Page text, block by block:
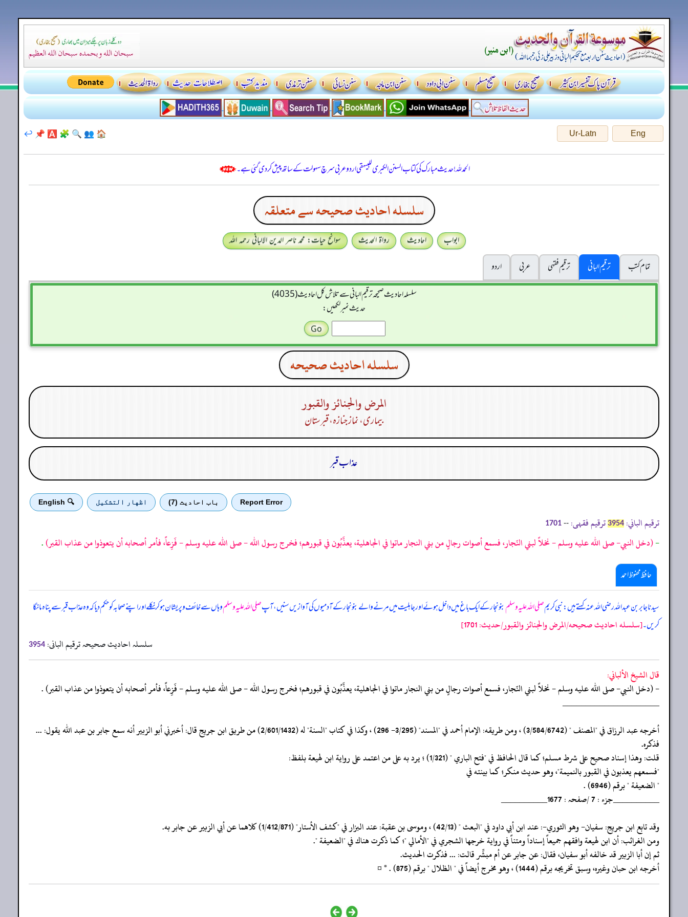
Eng
Ur-Latn
🏠
👥
🔍
🧩
🅰️
📌
↩️
الحمدللہ! حدیث مبارک کی کتاب السنن الكبرى للبيهقي اردو عربی سرچ سہولت کے ساتھ پیش کر دی گئی ہے۔
سلسله احاديث صحيحه سے متعلقہ
ابواب احادیث رواۃ الحدیث
سوانح حیات: محمد ناصر الدین الالبانی رحمہ اللہ
تمام کتب
ترقیم البانی ترقيم فقہی عربی
اردو
سلسله احاديث صحيحه ترقیم البانی سے تلاش کل احادیث (4035)
حدیث نمبر لکھیں:
سلسله احاديث صحيحه
المرض والجنائز والقبور
بیماری، نماز جنازہ، قبرستان
عذاب قبر
Report Error باب احادیث (7) اظهار التشكيل 🔍 English
ترقیم الباني: 3954 ترقیم فقہی: --
1701
-(دخل النبي- صلى الله عليه وسلم - نخلاً لبني النّجار، فسمع أصوات رجالٍ من بني النجار ماتوا في الجاهلية، يعذَّبُون في قبورهم؛ فخرج رسول الله - صلى الله عليه وسلم - فَزِعاً، فأمر أصحابه أن يتعوذوا من عذاب القبر).
حافظ محفوظ احمد
سیدنا جابر بن عبداللہ رضی اللہ عنہ کہتے ہیں: نبی کریمصلی اللہ علیہ وسلمبنونجار کے ایک باغ میں داخل ہوئے اور جاہلیت میں مرنے والے بنونجار کے آدمیوں کی آوازیں سنیں، آپصلی اللہ علیہ وسلموہاں سے خائف و پریشان ہو کر نکلے اور اپنے صحابہ کو حکم دیا کہ وہ عذاب قبر سے پناہ مانگا
کریں۔[سلسله احاديث صحيحه/المرض والجنائز والقبور/حدیث: 1701]
سلسلہ احادیث صحیحہ ترقیم البانی: 3954
قال الشيخ الألباني:
- (دخل النبي- صلى الله عليه وسلم - نخلاً لبني النّجار، فسمع أصوات رجالٍ من بني النجار ماتوا في الجاهلية، يعذَّبُون في قبورهم؛ فخرج رسول الله - صلى الله عليه وسلم - فَزِعاً، فأمر أصحابه أن يتعوذوا من عذاب القبر) .
‏‏‏‏_____________________
‏‏‏‏أخرجه عبد الرزاق في "المصنف " (3/584/6742) ، ومن طريقه: الإمام أحمد في "المسند" (3/295- 296) ، وكذا في كتاب "السنة" له (2/601/1432) من طريق ابن جريج قال: أخبرني أبو الزبير أنه سمع جابر بن عبد الله يقول: ...
فذكره.
‏‏‏‏قلت: وهذا إسناد صحيح على شرط مسلم؛ كما قال الحافظ في "فتح الباري " (1/321) ؛ يرد به على من اعتمد على رواية ابن لهيعة بلفظ:
‏‏‏‏"فسمعهم يعذبون في القبور بالنميمة"، وهو حديث منكر؛ كما بينته في
‏‏‏‏" الضعيفة " برقم (6946) .
‏‏‏‏__________جزء : 7 /صفحہ : 1677__________
‏‏‏‏وقد تابع ابن جريج: سفيان- وهو الثوري-: عند ابن أبي داود في "البعث " (42/13) ، وموسى بن عقبة: عند البزار في "كشف الأستار" (1/412/871) كلاهما عن أبي الزبير عن جابر به.
‏‏‏‏ومن الغرائب: أن ابن لهيعة وافقهم جميعاً إسناداً ومتناً في رواية خرجها الشجري في "الأمالي "؛ كما ذكرت هناك في "الضعيفة ".
‏‏‏‏ثم إن أبا الزبير قد خالفه أبو سفيان، فقال: عن جابر عن أم مبشِّر قالت: ... فذكرت الحديث.
‏‏‏‏أخرجه ابن حبان وغيره، وسبق تخريجه برقم (1444) ، وهو مخرج أيضاً في " الظلال " برقم (875) . * ¤